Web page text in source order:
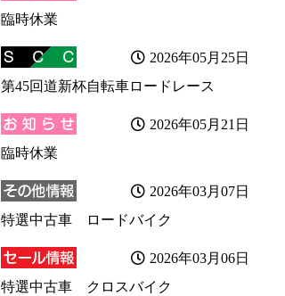
臨時休業
2026年05月25日
第45回道新杯自転車ロードレース
2026年05月21日
臨時休業
2026年03月07日
特選中古車 ロードバイク
2026年03月06日
特選中古車 クロスバイク